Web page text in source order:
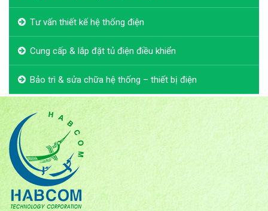
Tư vấn thiết kế hệ thống điện
Cung cấp & lắp đặt tủ điện điều khiển
Bảo trì & sửa chữa hệ thống – thiết bị điện